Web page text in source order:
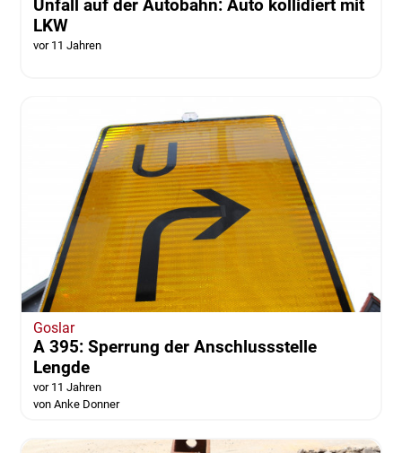
Unfall auf der Autobahn: Auto kollidiert mit
LKW
vor 11 Jahren
Goslar
A 395: Sperrung der Anschlussstelle
Lengde
vor 11 Jahren
von Anke Donner